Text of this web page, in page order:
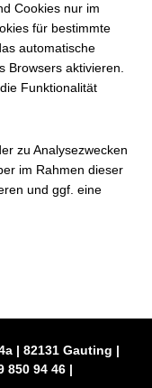
Cookies nur im
für bestimmte
automatische
Browsers aktivieren.
Funktionalität
zu Analysezwecken
im Rahmen dieser
und ggf. eine
| 82131 Gauting |
850 94 46 |